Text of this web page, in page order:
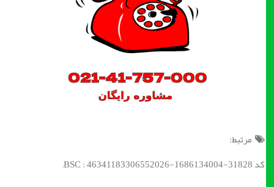
مرتبط:
کد BSC : 46341183306552026-1686134004-31828;